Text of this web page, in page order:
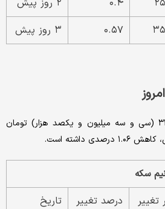
۰.۵۷ ۳ روز پیش
نیم سکه، امروز به ۳۳,۱۰۰,۰۰۰ (سی و سه میلیون و یکصد هزار) تومان
تغییر درصد تغییر
تاریخ